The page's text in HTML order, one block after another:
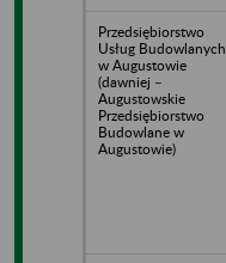
Przedsiębiorstwo
Usług Budowlanych
w Augustowie
(dawniej –
Augustowskie
Przedsiębiorstwo
Budowlane w
Augustowie)